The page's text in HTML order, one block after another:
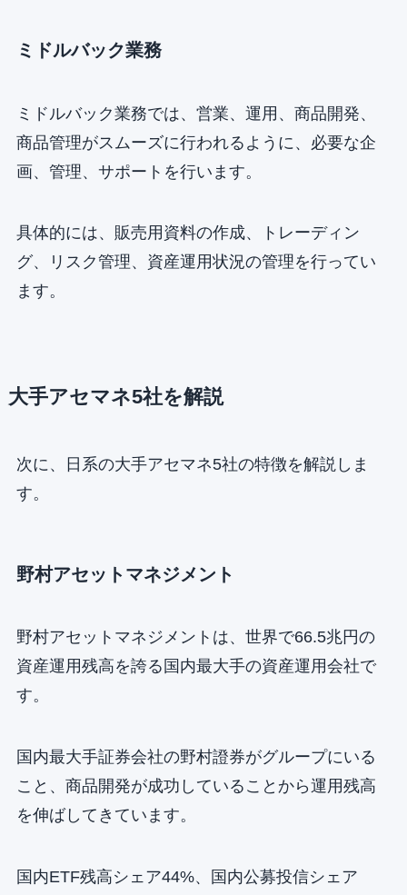
ミドルバック業務
ミドルバック業務では、営業、運用、商品開発、
商品管理がスムーズに行われるように、必要な企
画、管理、サポートを行います。
具体的には、販売用資料の作成、トレーディン
グ、リスク管理、資産運用状況の管理を行ってい
ます。
大手アセマネ5社を解説
次に、日系の大手アセマネ5社の特徴を解説しま
す。
野村アセットマネジメント
野村アセットマネジメントは、世界で66.5兆円の
資産運用残高を誇る国内最大手の資産運用会社で
す。
国内最大手証券会社の野村證券がグループにいる
こと、商品開発が成功していることから運用残高
を伸ばしてきています。
国内ETF残高シェア44%、国内公募投信シェア